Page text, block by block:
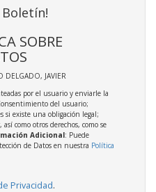
SOBRE
DELGADO, JAVIER
por el usuario y enviarle la
del usuario;
si existe una obligación legal;
como otros derechos, como se
Adicional: Puede
de Datos en nuestra Política
Privacidad.